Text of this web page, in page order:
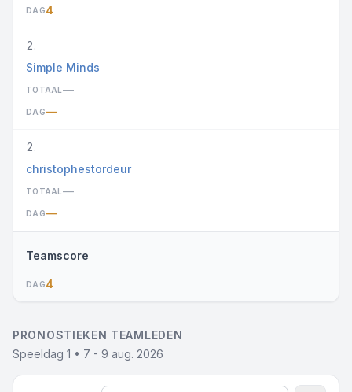
DAG4
2.
Simple Minds
TOTAAL —
DAG—
2.
christophestordeur
TOTAAL —
DAG—
Teamscore
DAG4
PRONOSTIEKEN TEAMLEDEN
Speeldag 1 • 7 - 9 aug. 2026